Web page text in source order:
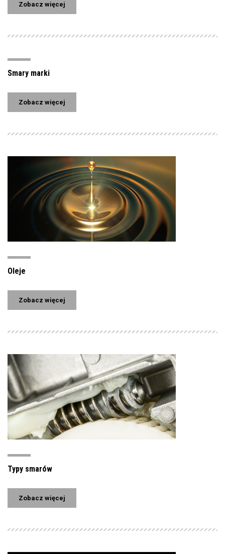
Zobacz więcej
Smary marki
Zobacz więcej
Oleje
Zobacz więcej
Typy smarów
Zobacz więcej